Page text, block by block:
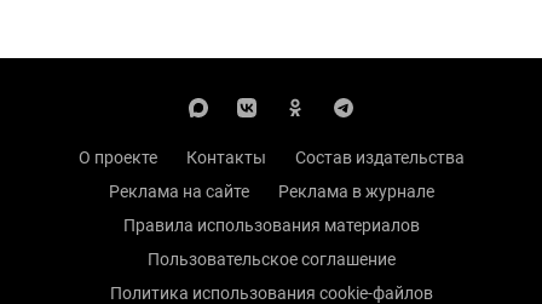
О проекте Контакты
Состав издательства
Реклама на сайте
Реклама в журнале
Правила использования материалов
Пользовательское соглашение
Политика использования cookie-файлов